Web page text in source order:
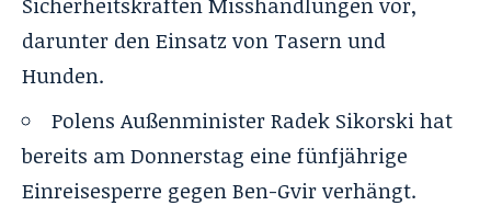
darunter den Einsatz von Tasern und
Hunden.
Polens Außenminister Radek Sikorski hat
bereits am Donnerstag eine fünfjährige
Einreisesperre gegen Ben-Gvir verhängt.